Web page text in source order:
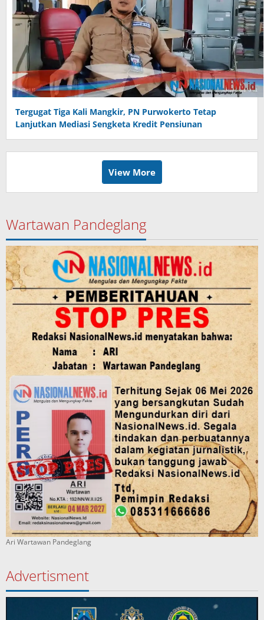
Tergugat Tiga Kali Mangkir, PN Purwokerto Tetap
Lanjutkan Mediasi Sengketa Kredit Pensiunan
View More
Wartawan Pandeglang
Ari Wartawan Pandeglang
Advertisment